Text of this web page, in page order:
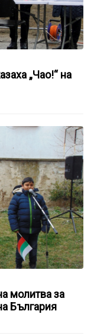
„Чао!“ на
молитва за
България